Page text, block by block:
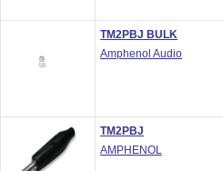
TM2PBJ BULK
Amphenol Audio
TM2PBJ
AMPHENOL